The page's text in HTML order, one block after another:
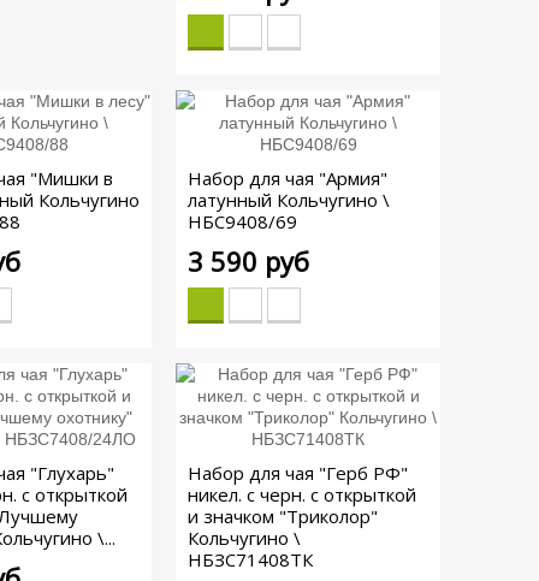
"Мишки в
Кольчугино
Набор для чая "Армия"
латунный Кольчугино \
НБС9408/69
3 590 руб
"Глухарь"
с открыткой
\...
Набор для чая "Герб РФ"
никел. с черн. с открыткой
и значком "Триколор"
Кольчугино \
НБЗС71408ТК